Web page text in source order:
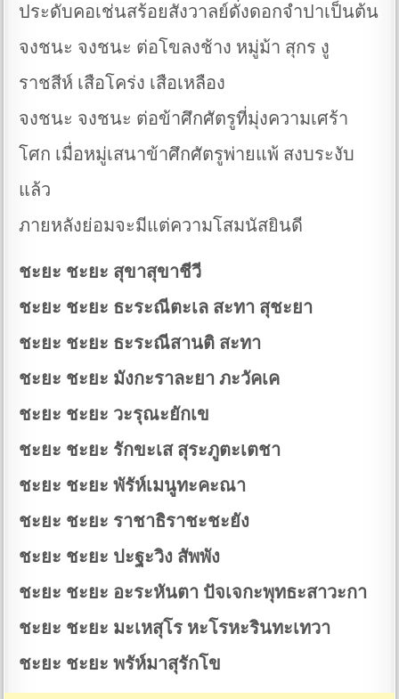
ประดับคอเช่นสร้อยสังวาลย์ดั่งดอกจำปาเป็นต้น
จงชนะ จงชนะ ต่อโขลงช้าง หมู่ม้า สุกร งู
ราชสีห์ เสือโคร่ง เสือเหลือง
จงชนะ จงชนะ ต่อข้าศึกศัตรูที่มุ่งความเศร้า
โศก เมื่อหมู่เสนาข้าศึกศัตรูพ่ายแพ้ สงบระงับ
แล้ว
ภายหลังย่อมจะมีแต่ความโสมนัสยินดี
ชะยะ ชะยะ สุขาสุขาชีวี
ชะยะ ชะยะ ธะระณีตะเล สะทา สุชะยา
ชะยะ ชะยะ ธะระณีสานติ สะทา
ชะยะ ชะยะ มังกะราละยา ภะวัคเค
ชะยะ ชะยะ วะรุณะยักเข
ชะยะ ชะยะ รักขะเส สุระภูตะเตชา
ชะยะ ชะยะ พัรัห์เมนูทะคะณา
ชะยะ ชะยะ ราชาธิราชะชะยัง
ชะยะ ชะยะ ปะฐะวิง สัพพัง
ชะยะ ชะยะ อะระหันตา ปัจเจกะพุทธะสาวะกา
ชะยะ ชะยะ มะเหสุโร หะโรหะรินทะเทวา
ชะยะ ชะยะ พรัห์มาสุรักโข